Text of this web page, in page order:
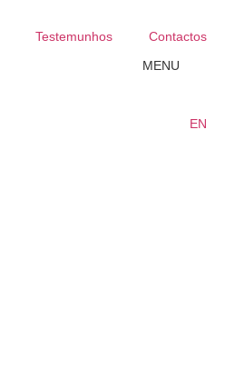
Testemunhos
Contactos
MENU
EN